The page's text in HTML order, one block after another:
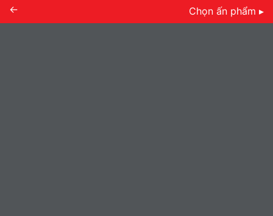
← Chọn ấn phẩm ▸